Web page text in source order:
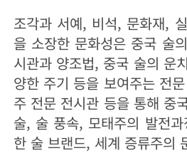
조각과 서예, 비석, 문화재,
을 소장한 문화성은 중국 술
시관과 양조법, 중국 술의 운
양한 주기 등을 보여주는 전
주 전문 전시관 등을 통해 중
술, 술 풍속, 모태주의 발전
한 술 브랜드, 세계 증류주의